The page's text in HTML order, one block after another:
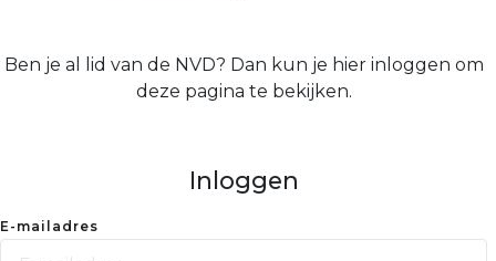
Ben je al lid van de NVD? Dan kun je hier inloggen om
deze pagina te bekijken.
Inloggen
E-mailadres